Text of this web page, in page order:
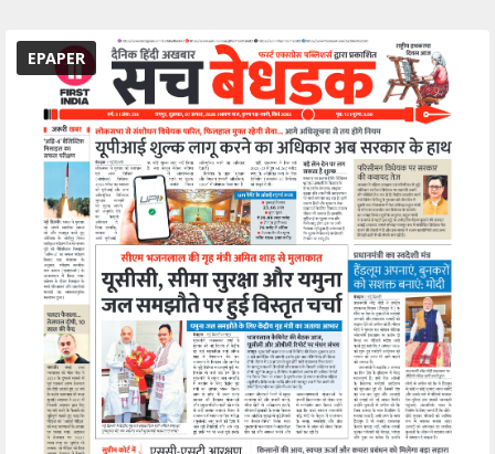
EPAPER